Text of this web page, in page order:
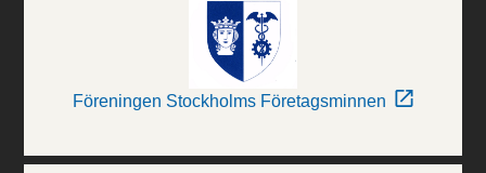
Föreningen Stockholms Företagsminnen